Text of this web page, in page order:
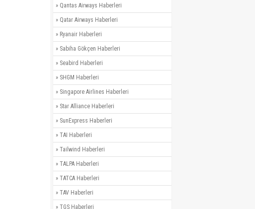
» Qantas Airways Haberleri
» Qatar Airways Haberleri
» Ryanair Haberleri
» Sabiha Gökçen Haberleri
» Seabird Haberleri
» SHGM Haberleri
» Singapore Airlines Haberleri
» Star Alliance Haberleri
» SunExpress Haberleri
» TAI Haberleri
» Tailwind Haberleri
» TALPA Haberleri
» TATCA Haberleri
» TAV Haberleri
» TGS Haberleri